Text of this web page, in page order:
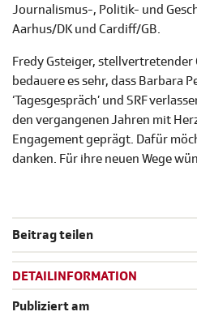
Journalismus-, Politik- und
Aarhus/DK und Cardiff/GB.
Fredy Gsteiger, stellvertretender
bedauere es sehr, dass Barbara
‘Tagesgespräch’ und SRF
den vergangenen Jahren mit
Engagement geprägt. Dafür
danken. Für ihre neuen Wege
Beitrag teilen
DETAILINFORMATION
Publiziert am